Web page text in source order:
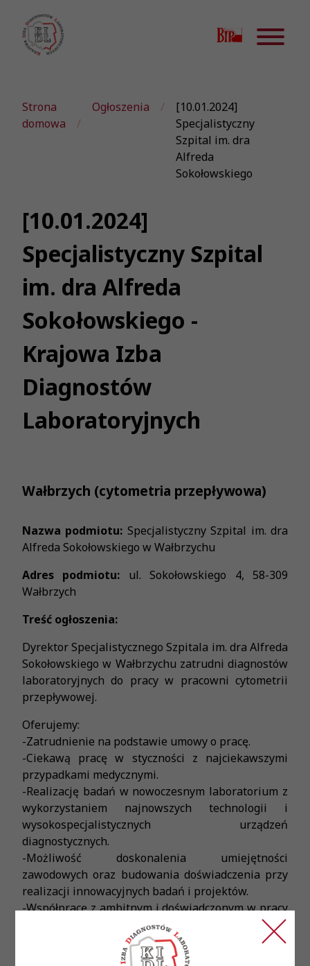
Strona
domowa
Ogłoszenia
[10.01.2024]
Specjalistyczny
Szpital im. dra
Alfreda
Sokołowskiego
[10.01.2024]
Specjalistyczny Szpital
im. dra Alfreda
Sokołowskiego -
Krajowa Izba
Diagnostów
Laboratoryjnych
Wałbrzych (cytometria przepływowa)
Nazwa podmiotu: Specjalistyczny Szpital im. dra
Alfreda Sokołowskiego w Wałbrzychu
Adres podmiotu: ul. Sokołowskiego 4, 58-309
Wałbrzych
Treść ogłoszenia:
Dyrektor Specjalistycznego Szpitala im. dra Alfreda
Sokołowskiego w Wałbrzychu zatrudni diagnostów
laboratoryjnych do pracy w pracowni cytometrii
przepływowej.
Oferujemy:
-Zatrudnienie na podstawie umowy o pracę.
-Ciekawą pracę w styczności z najciekawszymi
przypadkami medycznymi.
-Realizację badań w nowoczesnym laboratorium z
wykorzystaniem najnowszych technologii i
wysokospecjalistycznych urządzeń
diagnostycznych.
-Możliwość doskonalenia umiejętności
zawodowych oraz budowania doświadczenia przy
realizacji innowacyjnych badań i projektów.
-Współpracę z ambitnym i doświadczonym w pracy
-Rozwój zawodowy w drodze szkoleń
specjalistycznych z zakresu nowoczesnych metod